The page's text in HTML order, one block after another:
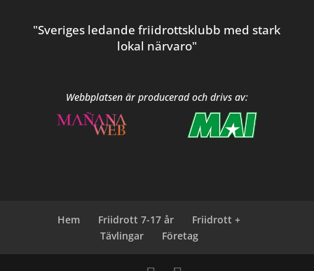
"Sveriges ledande friidrottsklubb med stark
lokal närvaro"
Webbplatsen är producerad och drivs av:
Hem Friidrott 7-17 år
Friidrott +
Tävlingar
Företag